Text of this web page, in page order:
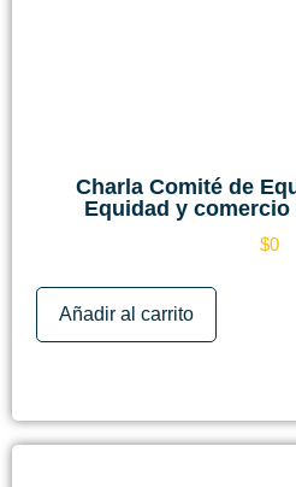
Charla Comité de
Equidad y comercio
$0
Añadir al carrito